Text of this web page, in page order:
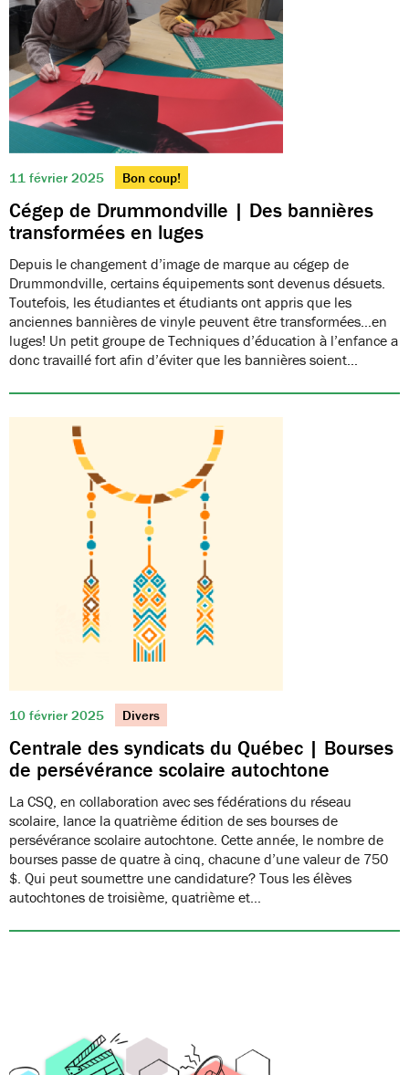
11 février 2025 Bon coup!
Cégep de Drummondville | Des bannières
transformées en luges
Depuis le changement d’image de marque au cégep de
Drummondville, certains équipements sont devenus désuets.
Toutefois, les étudiantes et étudiants ont appris que les
anciennes bannières de vinyle peuvent être transformées…en
luges! Un petit groupe de Techniques d’éducation à l’enfance a
donc travaillé fort afin d’éviter que les bannières soient…
10 février 2025 Divers
Centrale des syndicats du Québec | Bourses
de persévérance scolaire autochtone
La CSQ, en collaboration avec ses fédérations du réseau
scolaire, lance la quatrième édition de ses bourses de
persévérance scolaire autochtone. Cette année, le nombre de
bourses passe de quatre à cinq, chacune d’une valeur de 750
$. Qui peut soumettre une candidature? Tous les élèves
autochtones de troisième, quatrième et…